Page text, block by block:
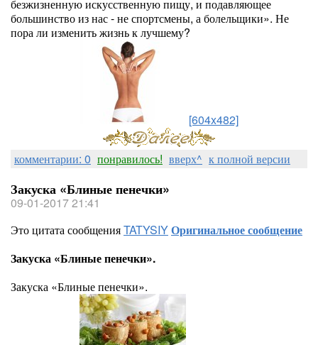
безжизненную искусственную пищу, и подавляющее
большинство из нас - не спортсмены, а болельщики». Не
пора ли изменить жизнь к лучшему?
[604x482]
комментарии: 0 понравилось! вверх^ к полной версии
Закуска «Блиные пенечки»
09-01-2017 21:41
Это цитата сообщенияTATYSIYОригинальное сообщение
Закуска «Блиные пенечки».
Закуска «Блиные пенечки».